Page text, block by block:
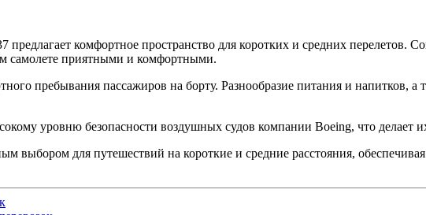
комфортное пространство для коротких и средних перелетов.
самолете приятными и комфортными.
пребывания пассажиров на борту. Разнообразие питания и напитков,
уровню безопасности воздушных судов компании Boeing, что делает
выбором для путешествий на короткие и средние расстояния,